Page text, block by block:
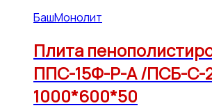
БашМонолит
Плита
ППС-15Ф-Р-А /ПСБ-С-
1000*600*50